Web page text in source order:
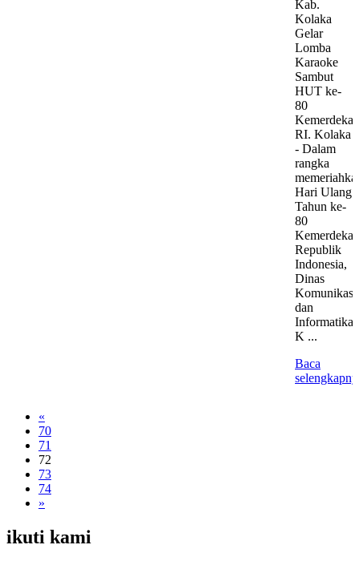
Kab.
Kolaka
Gelar
Lomba
Karaoke
Sambut
HUT ke-
80
RI. Kolaka
- Dalam
rangka
Hari Ulang
Tahun ke-
80
Republik
Indonesia,
Dinas
Komunikasi
dan
Informatika
K ...
Baca
«
70
71
72
73
74
»
ikuti kami